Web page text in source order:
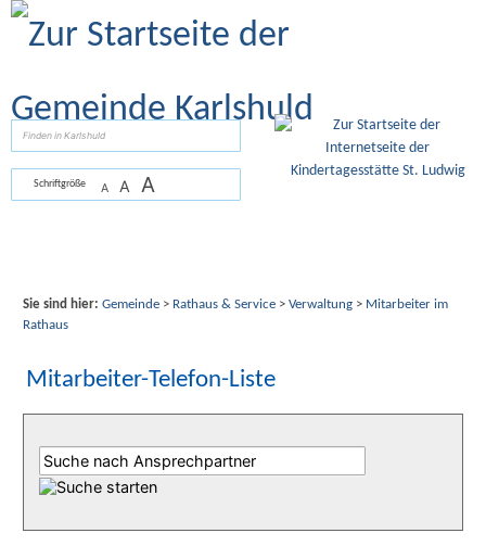
Zum Inhalt
Schriftgröße A A A
Sie sind hier: Gemeinde> Rathaus & Service> Verwaltung> Mitarbeiter im
Rathaus
Mitarbeiter-Telefon-Liste